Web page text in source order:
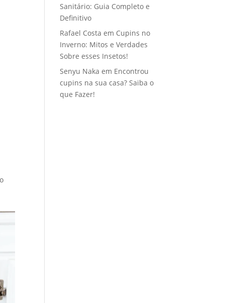
Sanitário: Guia Completo e
Definitivo
Rafael Costa em Cupins no
Inverno: Mitos e Verdades
Sobre esses Insetos!
Senyu Naka em Encontrou
cupins na sua casa? Saiba o
que Fazer!